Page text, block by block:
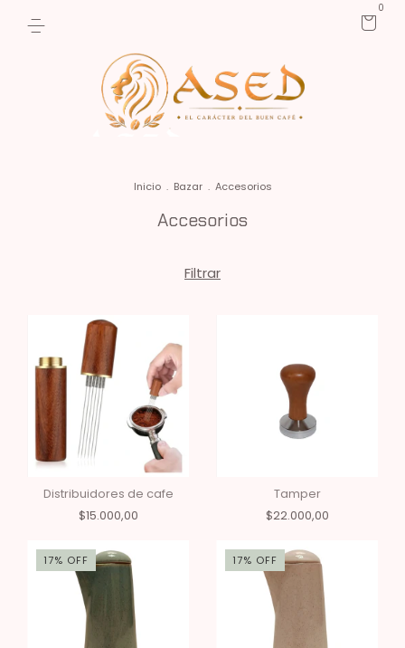
0
Inicio . Bazar . Accesorios
Accesorios
Filtrar
Distribuidores de cafe
$15.000,00
Tamper
$22.000,00
17% OFF 17% OFF